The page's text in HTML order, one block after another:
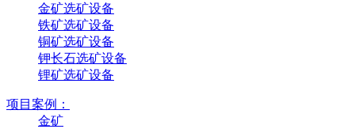
金矿选矿设备
铁矿选矿设备
铜矿选矿设备
钾长石选矿设备
锂矿选矿设备
项目案例：
金矿